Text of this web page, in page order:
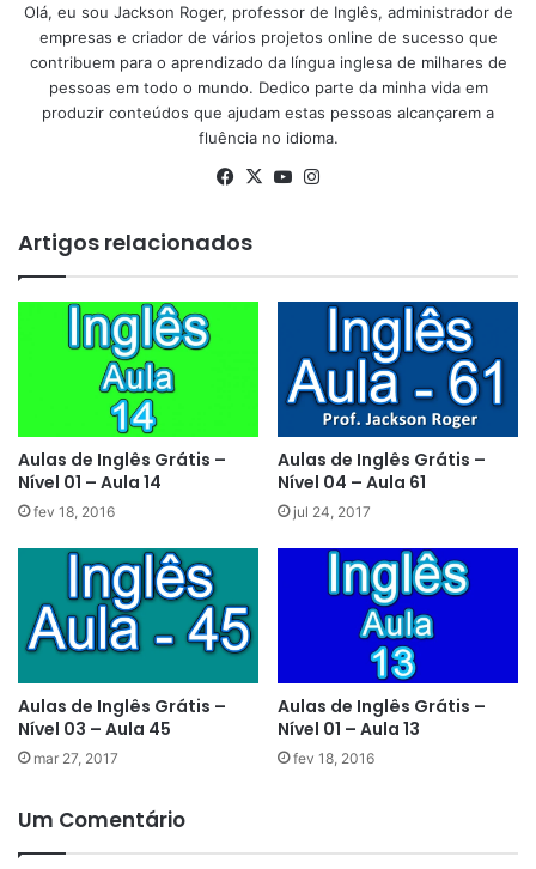
Olá, eu sou Jackson Roger, professor de Inglês, administrador de
empresas e criador de vários projetos online de sucesso que
contribuem para o aprendizado da língua inglesa de milhares de
pessoas em todo o mundo. Dedico parte da minha vida em
produzir conteúdos que ajudam estas pessoas alcançarem a
fluência no idioma.
Facebook
X YouTube
Artigos relacionados
Aulas de Inglês Grátis –
Nível 01 – Aula 14
fev 18, 2016
Aulas de Inglês Grátis –
Nível 04 – Aula 61
jul 24, 2017
Aulas de Inglês Grátis –
Nível 03 – Aula 45
mar 27, 2017
Aulas de Inglês Grátis –
Nível 01 – Aula 13
fev 18, 2016
Um Comentário